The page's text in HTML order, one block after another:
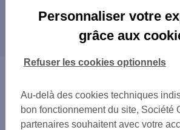
CHARMES
Les agences SG dans les villes à
Mirecourt
Personnaliser votre
grâce aux
Au-delà des cookies techniques
bon fonctionnement du site, Société
partenaires souhaitent avec votre
Refuser les cookies optionnels